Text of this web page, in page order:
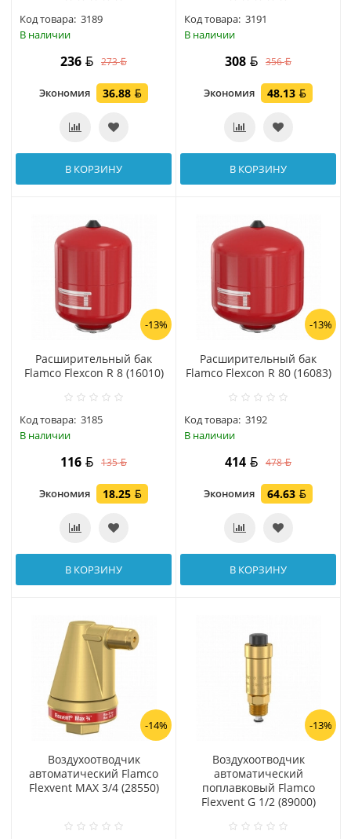
Код товара: 3189
В наличии
236 273
Экономия 36.88
В КОРЗИНУ
Код товара: 3191
В наличии
308 356
Экономия 48.13
В КОРЗИНУ
-13%
Расширительный бак
Flamco Flexcon R 8 (16010)
Код товара: 3185
В наличии
116 135
Экономия 18.25
В КОРЗИНУ
-13%
Расширительный бак
Flamco Flexcon R 80 (16083)
Код товара: 3192
В наличии
414 478
Экономия 64.63
В КОРЗИНУ
-14%
Воздухоотводчик
автоматический Flamco
Flexvent MAX 3/4 (28550)
-13%
Воздухоотводчик
автоматический
поплавковый Flamco
Flexvent G 1/2 (89000)